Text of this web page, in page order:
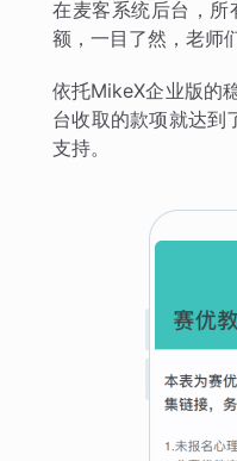
在麦客系统后台，
额，一目了然，老师
依托MikeX企业版的
台收取的款项就达到
支持。